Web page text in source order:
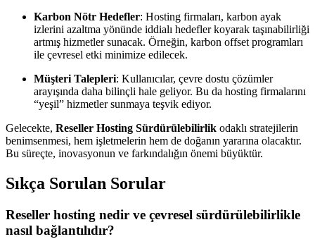
Karbon Nötr Hedefler: Hosting firmaları, karbon ayak
izlerini azaltma yönünde iddialı hedefler koyarak taşınabilirliği
artmış hizmetler sunacak. Örneğin, karbon offset programları
ile çevresel etki minimize edilecek.
Müşteri Talepleri: Kullanıcılar, çevre dostu çözümler
arayışında daha bilinçli hale geliyor. Bu da hosting firmalarını
“yeşil” hizmetler sunmaya teşvik ediyor.
Gelecekte, Reseller Hosting Sürdürülebilirlik odaklı stratejilerin
benimsenmesi, hem işletmelerin hem de doğanın yararına olacaktır.
Bu süreçte, inovasyonun ve farkındalığın önemi büyüktür.
Sıkça Sorulan Sorular
Reseller hosting nedir ve çevresel sürdürülebilirlikle
nasıl bağlantılıdır?